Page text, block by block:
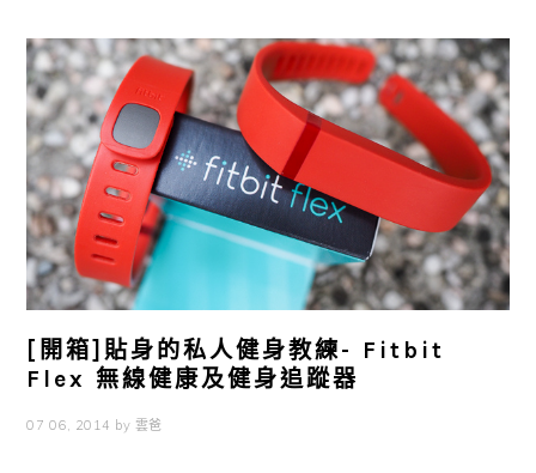
[開箱]貼身的私人健身教練- Fitbit
Flex 無線健康及健身追蹤器
07 06, 2014 by 雲爸